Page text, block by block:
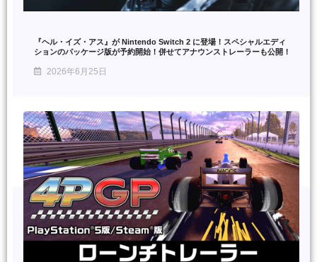
『ヘル・イズ・アス』が Nintendo Switch 2 に登場！スペシャルエディ
ションのパッケージ版が予約開始！併せてアナウンストレーラーも公開！
2026年6月25日